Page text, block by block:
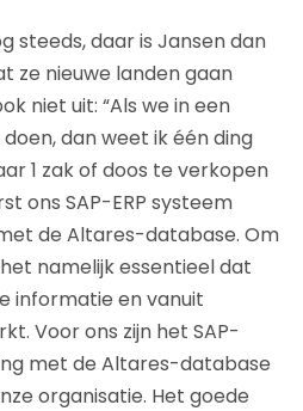
steeds, daar is Jansen dan
ze nieuwe landen gaan
niet uit: “Als we in een
dan weet ik één ding
1 zak of doos te verkopen
ons SAP-ERP systeem
de Altares-database. Om
namelijk essentieel dat
informatie en vanuit
Voor ons zijn het SAP-
met de Altares-database
organisatie. Het goede